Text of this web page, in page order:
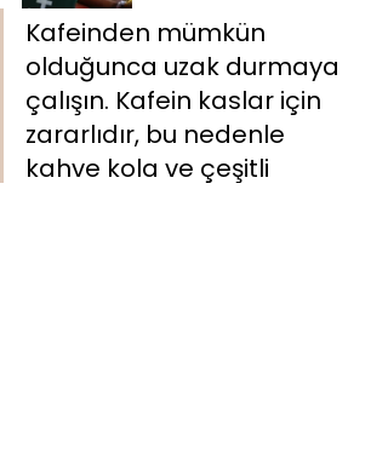
Kafeinden mümkün
olduğunca uzak durmaya
çalışın. Kafein kaslar için
zararlıdır, bu nedenle
kahve kola ve çeşitli